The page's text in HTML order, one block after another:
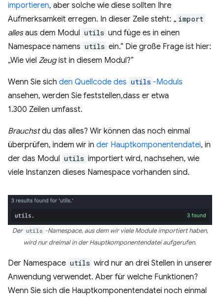
importieren, aber solche wie diese sollten Ihre
Aufmerksamkeit erregen. In dieser Zeile steht: „ import
allesaus dem Modul utils und füge es in einen
Namespace namens utils ein.“ Die große Frage ist hier:
„Wie viel Zeugist in diesem Modul?“
Wenn Sie sich den Quellcode des utils -Moduls
ansehen, werden Sie feststellen,dass er etwa
1.300 Zeilen umfasst.
Brauchstdu das alles? Wir können das noch einmal
überprüfen, indem wir in der Hauptkomponentendatei, in
der das Modul utils importiert wird, nachsehen, wie
viele Instanzen dieses Namespace vorhanden sind.
Der utils -Namespace, aus dem wir viele Module importiert haben,
wird nur dreimal in der Hauptkomponentendatei aufgerufen.
Der Namespace utils wird nur an drei Stellen in unserer
Anwendung verwendet. Aber für welche Funktionen?
Wenn Sie sich die Hauptkomponentendatei noch einmal